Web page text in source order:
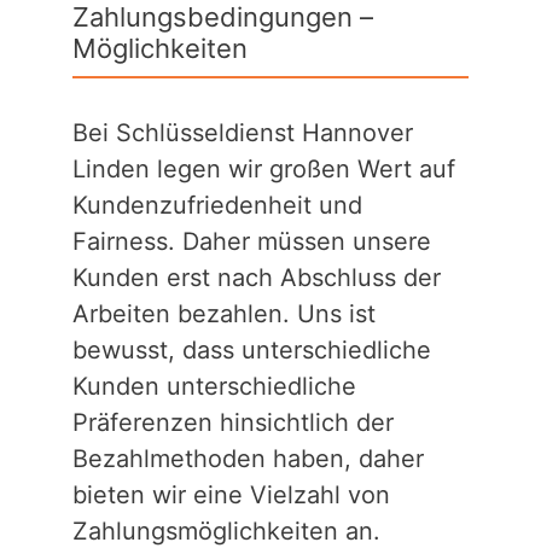
Zahlungsbedingungen –
Möglichkeiten
Bei Schlüsseldienst Hannover
Linden legen wir großen Wert auf
Kundenzufriedenheit und
Fairness. Daher müssen unsere
Kunden erst nach Abschluss der
Arbeiten bezahlen. Uns ist
bewusst, dass unterschiedliche
Kunden unterschiedliche
Präferenzen hinsichtlich der
Bezahlmethoden haben, daher
bieten wir eine Vielzahl von
Zahlungsmöglichkeiten an.